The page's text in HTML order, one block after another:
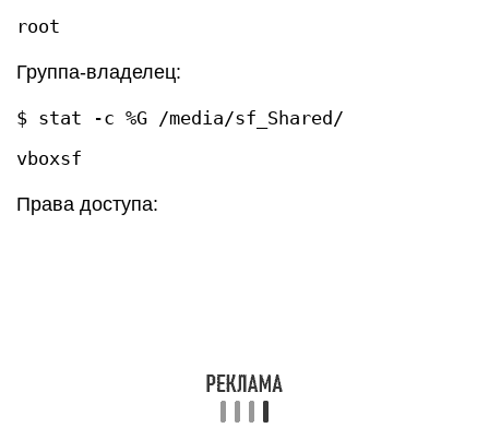
Группа-владелец:
$ stat -c %G /media/sf_Shared/
Права доступа: